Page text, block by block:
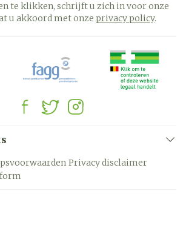
te klikken, schrijft u zich in voor onze
u akkoord met onze privacy policy.
Privacy disclaimer